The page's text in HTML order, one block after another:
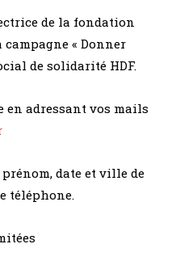
de la fondation
« Donner
de solidarité HDF.
en adressant vos mails
date et ville de
téléphone.